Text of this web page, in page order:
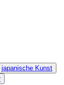
japanische Kunst